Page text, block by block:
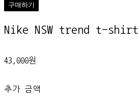
구매하기
Nike NSW trend t-shirt
43,000원
추가 금액